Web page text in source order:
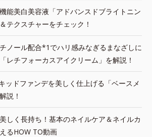
能美白美容液「アドバンスドブライトニン
テクスチャーをチェック！
ノール配合*1でハリ感みなぎるまなざしに
レチフォーカスアイクリーム」を解説！
ッドファンデを美しく仕上げる「ベースメ
説！
しく長持ち！基本のネイルケア＆ネイルカ
るHOW TO動画